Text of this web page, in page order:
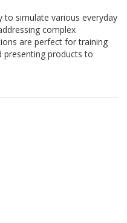
to simulate various everyday
complex
are perfect for training
presenting products to